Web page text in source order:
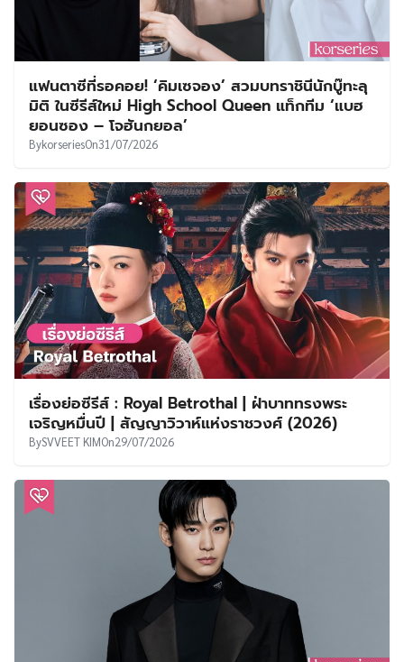
แฟนตาซีที่รอคอย! ‘คิมเซจอง’ สวมบทราชินีนักบู๊ทะลุ
มิติ ในซีรีส์ใหม่ High School Queen แท็กทีม ‘แบฮ
ยอนซอง – โจฮันกยอล’
BykorseriesOn31/07/2026
เรื่องย่อซีรีส์ : Royal Betrothal | ฝ่าบาททรงพระ
เจริญหมื่นปี | สัญญาวิวาห์แห่งราชวงศ์ (2026)
BySVVEET KIMOn29/07/2026